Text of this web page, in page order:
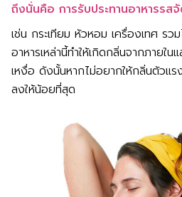
ถึงนั่นคือ การรับประทานอาหารรส
เช่น กระเทียม หัวหอม เครื่องเทศ ร
อาหารเหล่านี้ทำให้เกิดกลิ่นจากภายใน
เหงื่อ ดังนั้นหากไม่อยากให้กลิ่นตัวแ
ลงให้น้อยที่สุด